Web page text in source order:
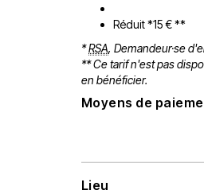
Réduit *15 € **
*RSA, Demandeur·se
** Ce tarif n'est pas
en bénéficier.
Moyens de
Lieu